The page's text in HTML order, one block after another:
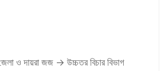
ও দায়রা জজ → উচ্চতর বিচার বিভাগ